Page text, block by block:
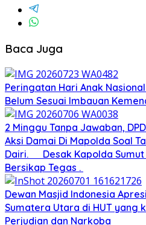
Baca Juga
Peringatan Hari Anak
Belum Sesuai Imbauan
2 Minggu Tanpa Jawaban,
Aksi Damai Di Mapolda Soal
Dairi. Desak Kapolda Sumut
Bersikap Tegas .
Dewan Masjid Indonesia
Sumatera Utara di HUT yang
Perjudian dan Narkoba